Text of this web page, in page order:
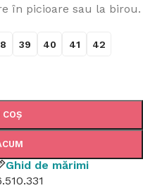
în picioare sau la birou.
39 40 41 42
Ghid de mărimi